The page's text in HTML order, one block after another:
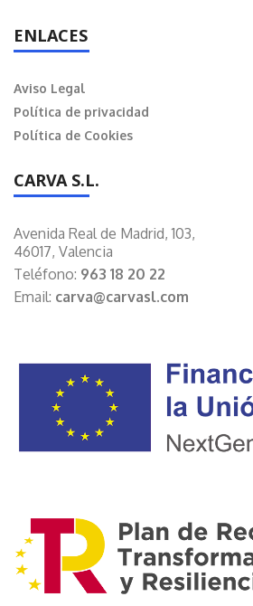
ENLACES
Aviso Legal
Política de privacidad
Política de Cookies
CARVA S.L.
Avenida Real de Madrid, 103,
46017, Valencia
Teléfono: 963 18 20 22
Email: carva@carvasl.com